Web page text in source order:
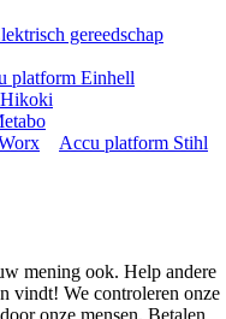
gereedschap
platform Einhell
Accu platform Stihl
mening ook. Help andere
vindt! We controleren onze
onze mensen. Betalen